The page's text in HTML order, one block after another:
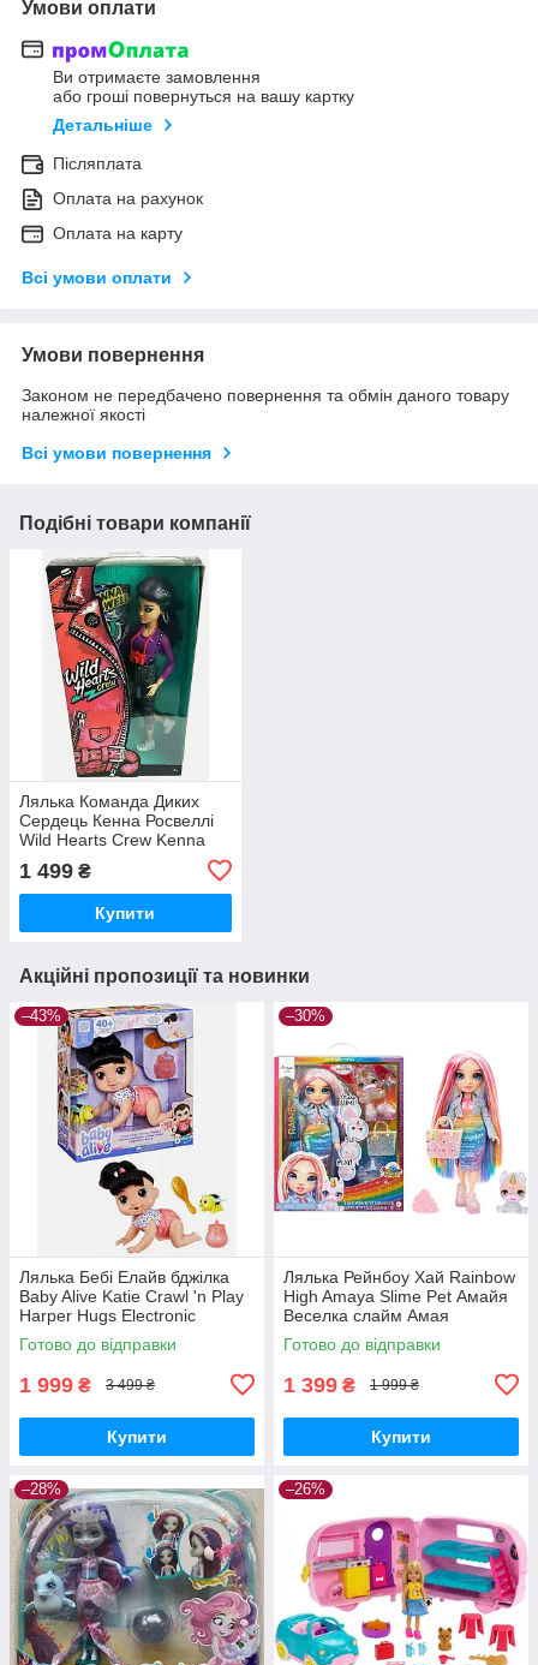
Умови оплати
Ви отримаєте замовлення
або гроші повернуться на вашу картку
Детальніше
Післяплата
Оплата на рахунок
Оплата на карту
Всі умови оплати
Умови повернення
Законом не передбачено повернення та обмін даного товару
належної якості
Всі умови повернення
Подібні товари компанії
Лялька Команда Диких
Сердець Кенна Росвеллі
Wild Hearts Crew Kenna
1 499 ₴
Купити
Акційні пропозиції та новинки
–43%
Лялька Бебі Елайв бджілка
Baby Alive Katie Crawl 'n Play
Harper Hugs Electronic
Crawling
Готово до відправки
1 999 ₴ 3 499 ₴
Купити
–30%
Лялька Рейнбоу Хай Rainbow
High Amaya Slime Pet Амайя
Веселка слайм Амая
Готово до відправки
1 399 ₴ 1 999 ₴
Купити
–28% –26%